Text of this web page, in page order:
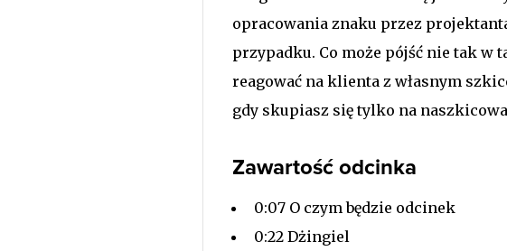
opracowania znaku przez
przypadku. Co może pójść nie tak w
reagować na klienta z własnym
gdy skupiasz się tylko na
Zawartość odcinka
0:07 O czym będzie odcinek
0:22 Dżingiel